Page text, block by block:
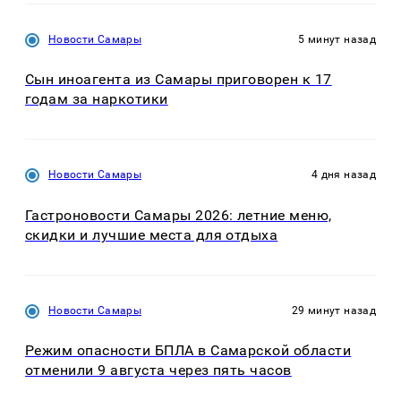
Новости Самары 5 минут назад
Сын иноагента из Самары приговорен к 17
годам за наркотики
Новости Самары 4 дня назад
Гастроновости Самары 2026: летние меню,
скидки и лучшие места для отдыха
Новости Самары 29 минут назад
Режим опасности БПЛА в Самарской области
отменили 9 августа через пять часов